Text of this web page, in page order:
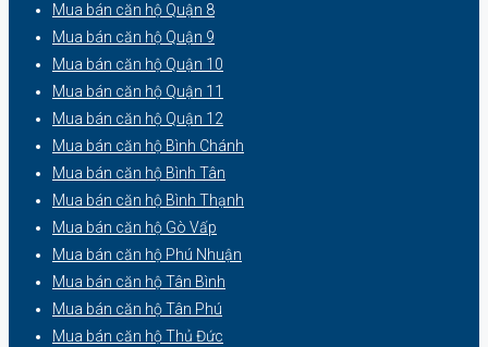
Mua bán căn hộ Quận 8
Mua bán căn hộ Quận 9
Mua bán căn hộ Quận 10
Mua bán căn hộ Quận 11
Mua bán căn hộ Quận 12
Mua bán căn hộ Bình Chánh
Mua bán căn hộ Bình Tân
Mua bán căn hộ Bình Thạnh
Mua bán căn hộ Gò Vấp
Mua bán căn hộ Phú Nhuận
Mua bán căn hộ Tân Bình
Mua bán căn hộ Tân Phú
Mua bán căn hộ Thủ Đức